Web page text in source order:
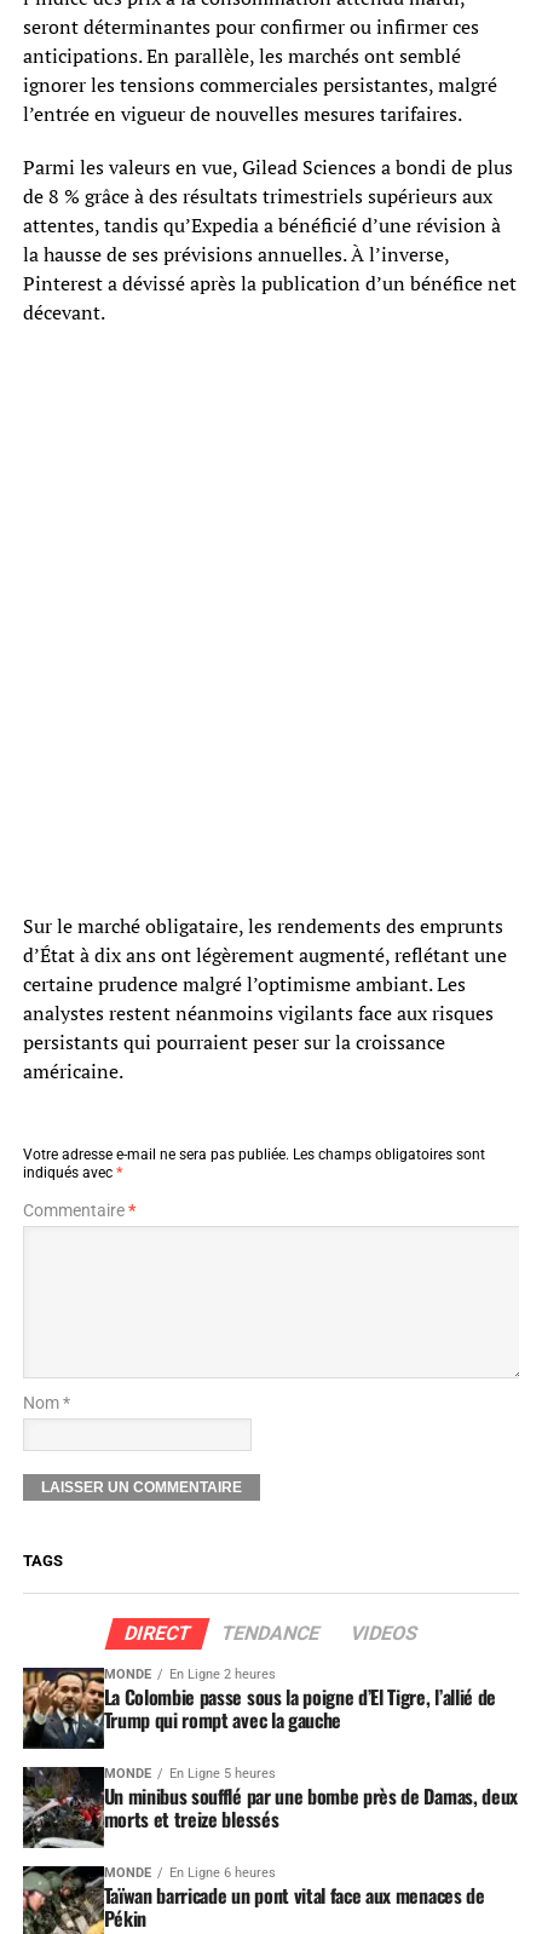
seront déterminantes pour confirmer ou infirmer ces
anticipations. En parallèle, les marchés ont semblé
ignorer les tensions commerciales persistantes, malgré
l’entrée en vigueur de nouvelles mesures tarifaires.
Parmi les valeurs en vue, Gilead Sciences a bondi de plus
de 8 % grâce à des résultats trimestriels supérieurs aux
attentes, tandis qu’Expedia a bénéficié d’une révision à
la hausse de ses prévisions annuelles. À l’inverse,
Pinterest a dévissé après la publication d’un bénéfice net
décevant.
Sur le marché obligataire, les rendements des emprunts
d’État à dix ans ont légèrement augmenté, reflétant une
certaine prudence malgré l’optimisme ambiant. Les
analystes restent néanmoins vigilants face aux risques
persistants qui pourraient peser sur la croissance
américaine.
Votre adresse e-mail ne sera pas publiée. Les champs obligatoires sont
indiqués avec *
Commentaire*
Nom *
TAGS
DIRECT TENDANCE VIDEOS
MONDE En Ligne 2 heures
La Colombie passe sous la poigne d’El Tigre, l’allié de
Trump qui rompt avec la gauche
MONDE En Ligne 5 heures
Un minibus soufflé par une bombe près de Damas, deux
morts et treize blessés
MONDE En Ligne 6 heures
Taïwan barricade un pont vital face aux menaces de
Pékin